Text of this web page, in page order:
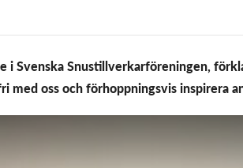
i Svenska Snustillverkarföreningen,
med oss och förhoppningsvis inspirera